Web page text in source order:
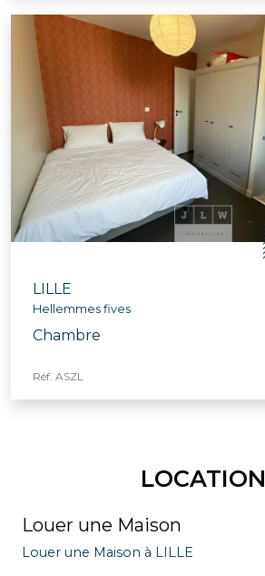
LILLE
Hellemmes fives
Chambre
Réf. ASZL
LOCATION
Louer une Maison
Louer une Maison à LILLE